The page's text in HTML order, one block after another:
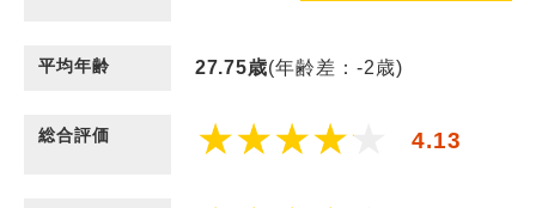
平均年齢 27.75歳(年齢差：-2歳)
総合評価 4.13